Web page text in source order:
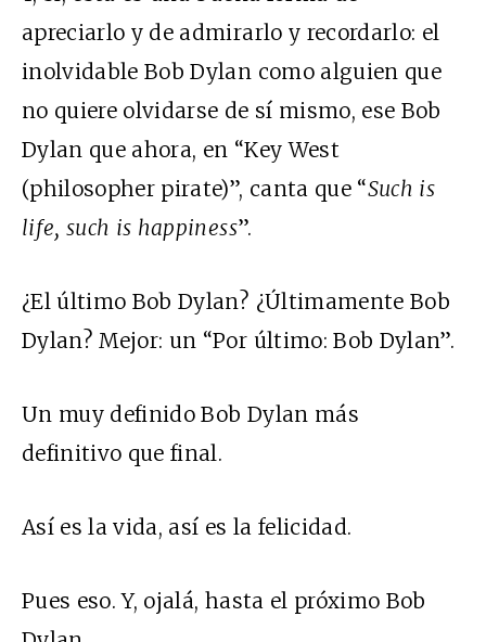
apreciarlo y de admirarlo y recordarlo: el
inolvidable Bob Dylan como alguien que
no quiere olvidarse de sí mismo, ese Bob
Dylan que ahora, en “Key West
(philosopher pirate)”, canta que “Such is
life, such is happiness”.
¿El último Bob Dylan? ¿Últimamente Bob
Dylan? Mejor: un “Por último: Bob Dylan”.
Un muy definido Bob Dylan más
definitivo que final.
Así es la vida, así es la felicidad.
Pues eso. Y, ojalá, hasta el próximo Bob